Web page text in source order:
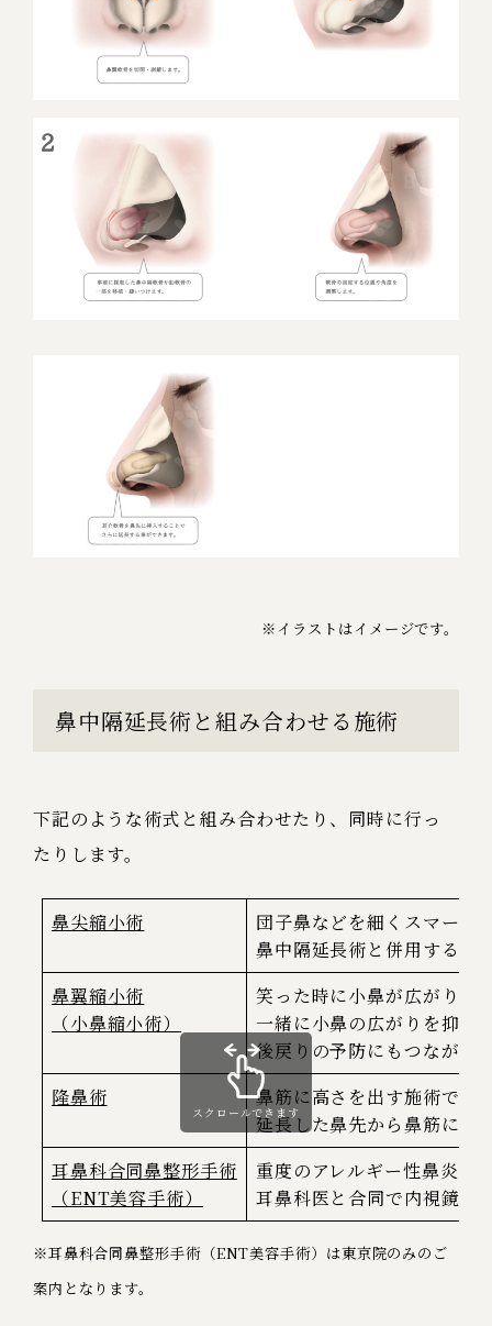
※イラストはイメージです。
鼻中隔延長術と組み合わせる施術
下記のような術式と組み合わせたり、同時に行っ
たりします。
鼻尖縮小術
団子鼻などを細くスマート
鼻中隔延長術と併用するこ
鼻翼縮小術
（小鼻縮小術）
笑った時に小鼻が広がりや
一緒に小鼻の広がりを抑え
後戻りの予防にもつながり
隆鼻術
鼻筋に高さを出す施術で、
延長した鼻先から鼻筋にか
耳鼻科合同鼻整形手術
（ENT美容手術）
重度のアレルギー性鼻炎や
耳鼻科医と合同で内視鏡を
スクロールできます
※耳鼻科合同鼻整形手術（ENT美容手術）は東京院のみのご
案内となります。